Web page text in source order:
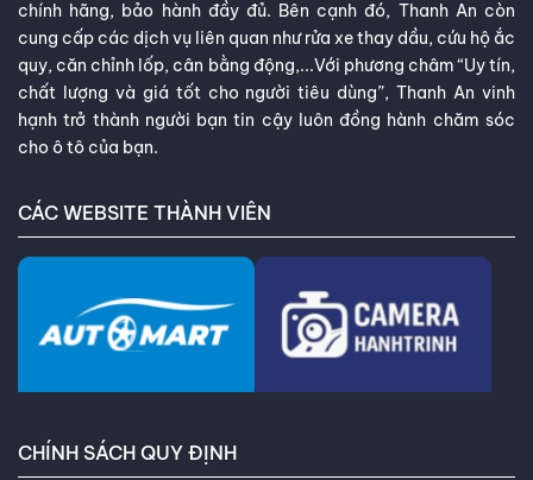
chính hãng, bảo hành đầy đủ. Bên cạnh đó, Thanh An còn
cung cấp các dịch vụ liên quan như rửa xe thay dầu, cứu hộ ắc
quy, căn chỉnh lốp, cân bằng động,...Với phương châm “Uy tín,
chất lượng và giá tốt cho người tiêu dùng”, Thanh An vinh
hạnh trở thành người bạn tin cậy luôn đồng hành chăm sóc
cho ô tô của bạn.
CÁC WEBSITE THÀNH VIÊN
CHÍNH SÁCH QUY ĐỊNH